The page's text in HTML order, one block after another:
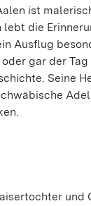
ist
die
gar der
Seine